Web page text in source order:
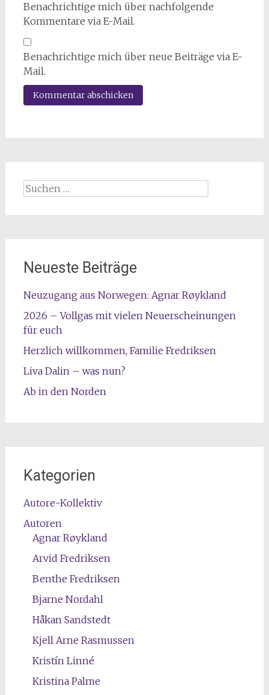
Benachrichtige mich über nachfolgende
Kommentare via E-Mail.
Benachrichtige mich über neue Beiträge via E-
Mail.
Suchen
Neueste Beiträge
Neuzugang aus Norwegen: Agnar Røykland
2026 – Vollgas mit vielen Neuerscheinungen
für euch
Herzlich willkommen, Familie Fredriksen
Liva Dalin – was nun?
Ab in den Norden
Kategorien
Autore-Kollektiv
Autoren
Agnar Røykland
Arvid Fredriksen
Benthe Fredriksen
Bjarne Nordahl
Håkan Sandstedt
Kjell Arne Rasmussen
Kristín Linné
Kristina Palme